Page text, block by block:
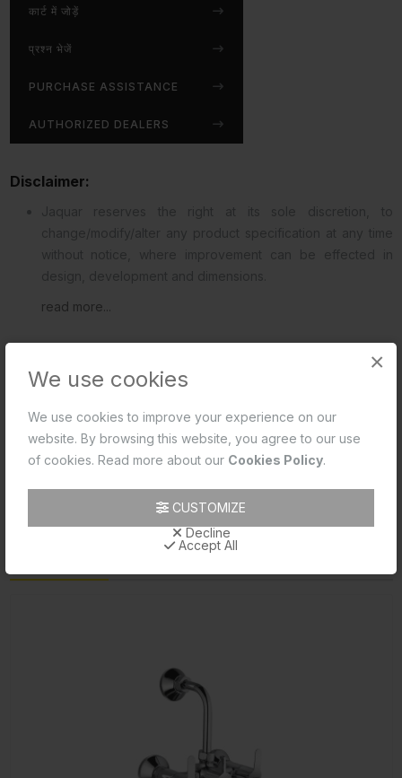
×
We use cookies
We use cookies to improve your experience on our
website. By browsing this website, you agree to our use
of cookies. Read more about our Cookies Policy.
CUSTOMIZE
Decline
Accept All
कार्ट में जोड़ें
प्रश्न भेजें
PURCHASE ASSISTANCE
AUTHORIZED DEALERS
Disclaimer:
read more...
डाउनलोड उत्पाद 3 डी दृश्य समीक्षा (0)